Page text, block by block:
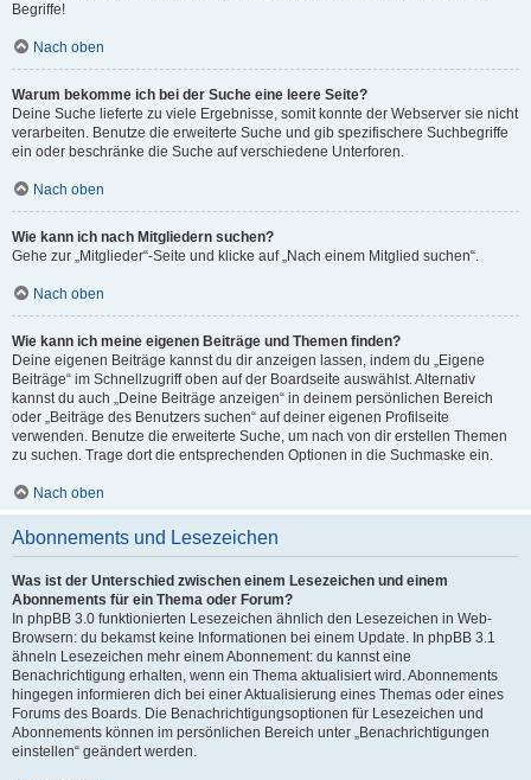
Begriffe!
Nach oben
Warum bekomme ich bei der Suche eine leere Seite?
Deine Suche lieferte zu viele Ergebnisse, somit konnte der Webserver sie nicht
verarbeiten. Benutze die erweiterte Suche und gib spezifischere Suchbegriffe
ein oder beschränke die Suche auf verschiedene Unterforen.
Nach oben
Wie kann ich nach Mitgliedern suchen?
Gehe zur „Mitglieder“-Seite und klicke auf „Nach einem Mitglied suchen“.
Nach oben
Wie kann ich meine eigenen Beiträge und Themen finden?
Deine eigenen Beiträge kannst du dir anzeigen lassen, indem du „Eigene
Beiträge“ im Schnellzugriff oben auf der Boardseite auswählst. Alternativ
kannst du auch „Deine Beiträge anzeigen“ in deinem persönlichen Bereich
oder „Beiträge des Benutzers suchen“ auf deiner eigenen Profilseite
verwenden. Benutze die erweiterte Suche, um nach von dir erstellen Themen
zu suchen. Trage dort die entsprechenden Optionen in die Suchmaske ein.
Nach oben
Abonnements und Lesezeichen
Was ist der Unterschied zwischen einem Lesezeichen und einem
Abonnements für ein Thema oder Forum?
In phpBB 3.0 funktionierten Lesezeichen ähnlich den Lesezeichen in Web-
Browsern: du bekamst keine Informationen bei einem Update. In phpBB 3.1
ähneln Lesezeichen mehr einem Abonnement: du kannst eine
Benachrichtigung erhalten, wenn ein Thema aktualisiert wird. Abonnements
hingegen informieren dich bei einer Aktualisierung eines Themas oder eines
Forums des Boards. Die Benachrichtigungsoptionen für Lesezeichen und
Abonnements können im persönlichen Bereich unter „Benachrichtigungen
einstellen“ geändert werden.